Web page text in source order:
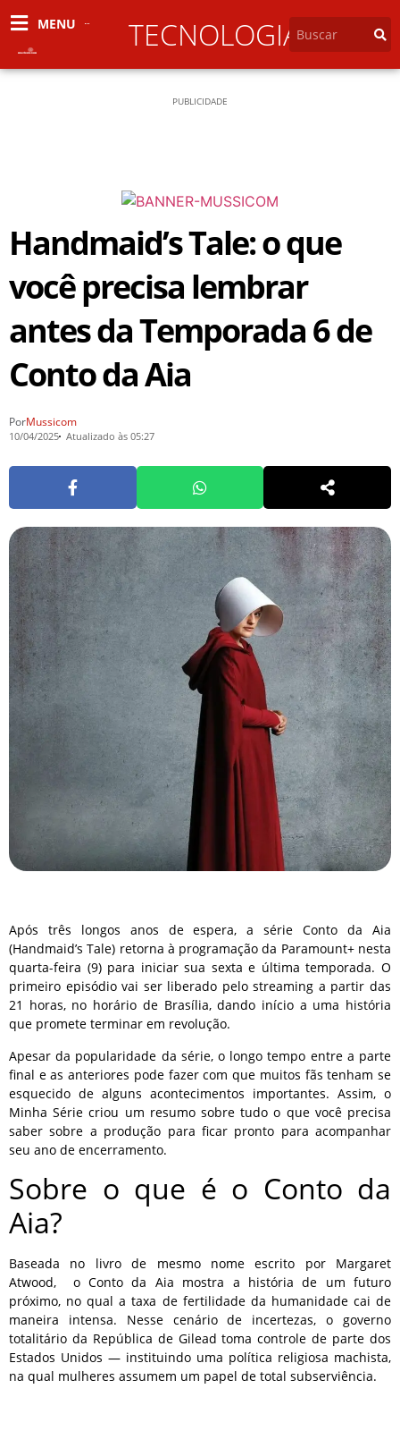
MENU TECNOLOGIA
PUBLICIDADE
Handmaid’s Tale: o que
você precisa lembrar
antes da Temporada 6 de
Conto da Aia
PorMussicom
10/04/2025 Atualizado às 05:27
Após três longos anos de espera, a série Conto da Aia
(Handmaid’s Tale) retorna à programação da Paramount+ nesta
quarta-feira (9) para iniciar sua sexta e última temporada. O
primeiro episódio vai ser liberado pelo streaming a partir das
21 horas, no horário de Brasília, dando início a uma história
que promete terminar em revolução.
Apesar da popularidade da série, o longo tempo entre a parte
final e as anteriores pode fazer com que muitos fãs tenham se
esquecido de alguns acontecimentos importantes. Assim, o
Minha Série criou um resumo sobre tudo o que você precisa
saber sobre a produção para ficar pronto para acompanhar
seu ano de encerramento.
Sobre o que é o Conto da
Aia?
Baseada no livro de mesmo nome escrito por Margaret
Atwood,
o Conto da Aia mostra a história de um futuro
próximo, no qual a taxa de fertilidade da humanidade cai de
maneira intensa. Nesse cenário de incertezas, o governo
totalitário da República de Gilead toma controle de parte dos
Estados Unidos — instituindo uma política religiosa machista,
na qual mulheres assumem um papel de total subserviência.